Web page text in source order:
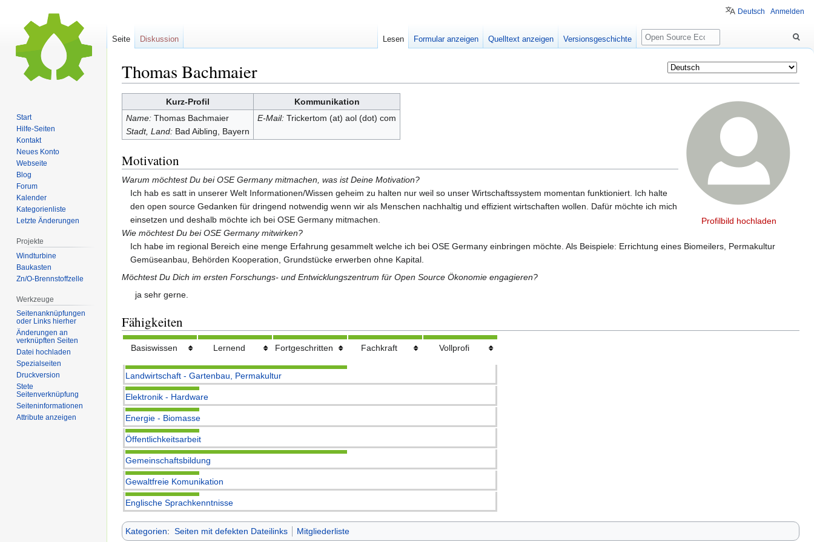
Thomas Bachmaier
Navigation
springen
Suche
springen
Profilbild hochladen
Kurz-Profil
Kommunikation
Name:Thomas Bachmaier
Stadt, Land:Bad Aibling, Bayern
E-Mail:Trickertom (at) aol (dot) com
Motivation
Warum möchtest Du bei OSE Germany mitmachen, was ist Deine Motivation?
Ich hab es satt in unserer Welt Informationen/Wissen geheim zu halten nur weil so unser Wirtschaftssystem momentan funktioniert. Ich halte
den open source Gedanken für dringend notwendig wenn wir als Menschen nachhaltig und effizient wirtschaften wollen. Dafür möchte ich mich
einsetzen und deshalb möchte ich bei OSE Germany mitmachen.
Wie möchtest Du bei OSE Germany mitwirken?
Ich habe im regional Bereich eine menge Erfahrung gesammelt welche ich bei OSE Germany einbringen möchte. Als Beispiele: Errichtung eines Biomeilers, Permakultur
Gemüseanbau, Behörden Kooperation, Grundstücke erwerben ohne Kapital.
Möchtest Du Dich im ersten Forschungs- und Entwicklungszentrum für Open Source Ökonomie engagieren?
ja sehr gerne.
Fähigkeiten
Basiswissen Lernend Fortgeschritten Fachkraft Vollprofi
Landwirtschaft - Gartenbau, Permakultur
Elektronik - Hardware
Energie - Biomasse
Öffentlichkeitsarbeit
Gemeinschaftsbildung
Gewaltfreie Komunikation
Englische Sprachkenntnisse
Kategorien: Seiten mit defekten Dateilinks Mitgliederliste
Deutsch Anmelden
Seite Diskussion Lesen Formular anzeigen Quelltext anzeigen Versionsgeschichte
Suche
Start
Hilfe-Seiten
Kontakt
Neues Konto
Webseite
Blog
Forum
Kalender
Kategorienliste
Letzte Änderungen
Projekte
Windturbine
Baukasten
Zn/O-Brennstoffzelle
Werkzeuge
Seitenanknüpfungen
oder Links hierher
Änderungen an
verknüpften Seiten
Datei hochladen
Spezialseiten
Druckversion
Stete
Seitenverknüpfung
Seiten­informationen
Attribute anzeigen